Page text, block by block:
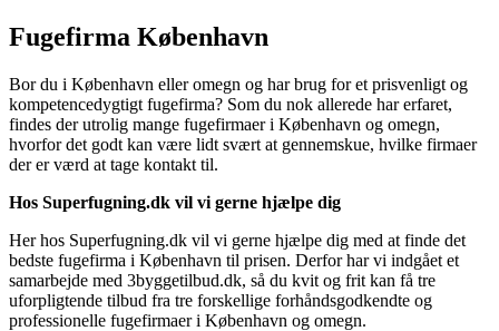
Fugefirma København
Bor du i København eller omegn og har brug for et prisvenligt og
kompetencedygtigt fugefirma? Som du nok allerede har erfaret,
findes der utrolig mange fugefirmaer i København og omegn,
hvorfor det godt kan være lidt svært at gennemskue, hvilke firmaer
der er værd at tage kontakt til.
Hos Superfugning.dk vil vi gerne hjælpe dig
Her hos Superfugning.dk vil vi gerne hjælpe dig med at finde det
bedste fugefirma i København til prisen. Derfor har vi indgået et
samarbejde med 3byggetilbud.dk, så du kvit og frit kan få tre
uforpligtende tilbud fra tre forskellige forhåndsgodkendte og
professionelle fugefirmaer i København og omegn.